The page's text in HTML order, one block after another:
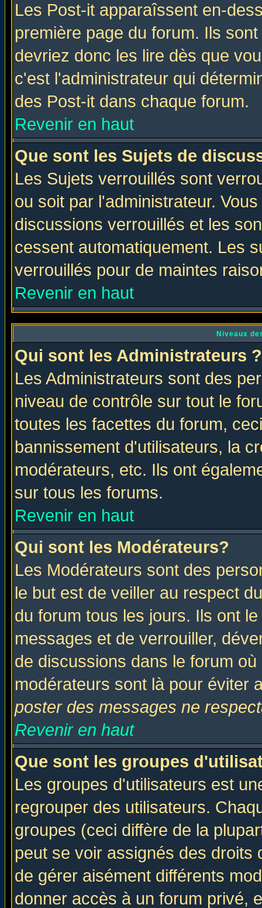
Les Post-it apparaîssent en-
première page du forum. Ils
devriez donc les lire dès que
c'est l'administrateur qui
des Post-it dans chaque forum.
Revenir en haut
Que sont les Sujets de
Les Sujets verrouillés sont
ou soit par l'administrateur.
discussions verrouillés et les
cessent automatiquement. Les
verrouillés pour de maintes
Revenir en haut
Niveaux
Qui sont les Administrateurs ?
Les Administrateurs sont des
niveau de contrôle sur tout le
toutes les facettes du forum,
bannissement d'utilisateurs, la
modérateurs, etc. Ils ont
sur tous les forums.
Revenir en haut
Qui sont les Modérateurs?
Les Modérateurs sont des
le but est de veiller au respect
du forum tous les jours. Ils ont
messages et de verrouiller,
de discussions dans le forum
modérateurs sont là pour éviter
poster des messages ne
Revenir en haut
Que sont les groupes
Les groupes d'utilisateurs est
regrouper des utilisateurs.
groupes (ceci diffère de la
peut se voir assignés des
de gérer aisément différents
donner accès à un forum privé,